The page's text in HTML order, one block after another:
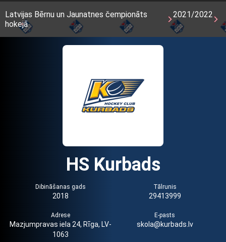
Latvijas Bērnu un Jaunatnes čempionāts
hokejā
2021/2022
HS Kurbads
Dibināšanas gads
2018
Tālrunis
29413999
Adrese
Mazjumpravas iela 24, Rīga, LV-
1063
E-pasts
skola@kurbads.lv